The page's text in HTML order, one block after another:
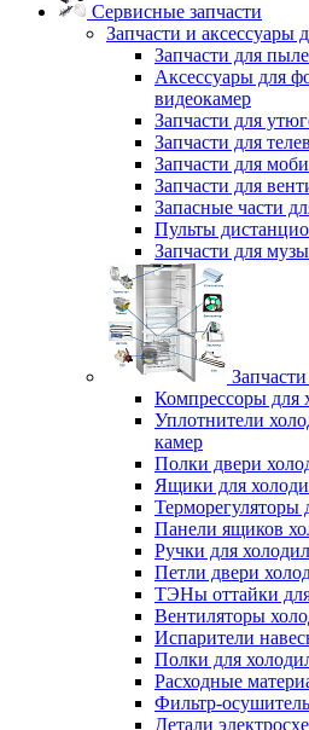
Сервисные запчасти
Запчасти и аксессуары
Запчасти для
Аксессуары для
видеокамер
Запчасти для
Запчасти для
Запчасти для
Запчасти для
Запасные части
Пульты
Запчасти для
Компрессоры для
Уплотнители
камер
Полки двери
Ящики для
Терморегуляторы
Панели ящиков
Ручки для
Петли двери
ТЭНы оттайки
Вентиляторы
Испарители
Полки для
Расходные
Фильтр-
Детали